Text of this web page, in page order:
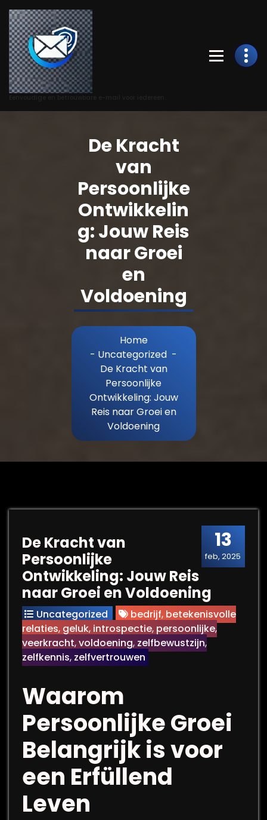
Skip
to
Content
De Kracht
van
Persoonlijke
Ontwikkelin
g: Jouw Reis
naar Groei
en
Voldoening
Home
- Uncategorized -
De Kracht van
Persoonlijke
Ontwikkeling: Jouw
Reis naar Groei en
Voldoening
13
feb, 2025
De Kracht van
Persoonlijke
Ontwikkeling: Jouw Reis
naar Groei en Voldoening
Uncategorized bedrijf, betekenisvolle
relaties, geluk, introspectie, persoonlijke,
veerkracht,voldoening, zelfbewustzijn,
zelfkennis, zelfvertrouwen
Waarom
Persoonlijke Groei
Belangrijk is voor
een Erfüllend
Leven